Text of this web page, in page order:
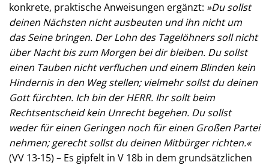
konkrete, praktische Anweisungen ergänzt: »Du sollst
deinen Nächsten nicht ausbeuten und ihn nicht um
das Seine bringen. Der Lohn des Tagelöhners soll nicht
über Nacht bis zum Morgen bei dir bleiben. Du sollst
einen Tauben nicht verfluchen und einem Blinden kein
Hindernis in den Weg stellen; vielmehr sollst du deinen
Gott fürchten. Ich bin der HERR. Ihr sollt beim
Rechtsentscheid kein Unrecht begehen. Du sollst
weder für einen Geringen noch für einen Großen Partei
nehmen; gerecht sollst du deinen Mitbürger richten.«
(VV 13-15) – Es gipfelt in V 18b in dem grundsätzlichen